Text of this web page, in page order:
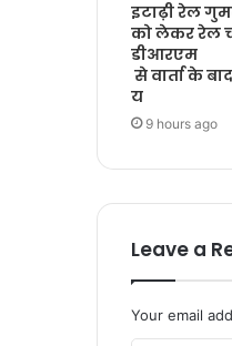
इटाढ़ी रेल
को लेकर रेल
डीआरएम
से वार्ता के
य
9 hours ago
Leave a
Your email